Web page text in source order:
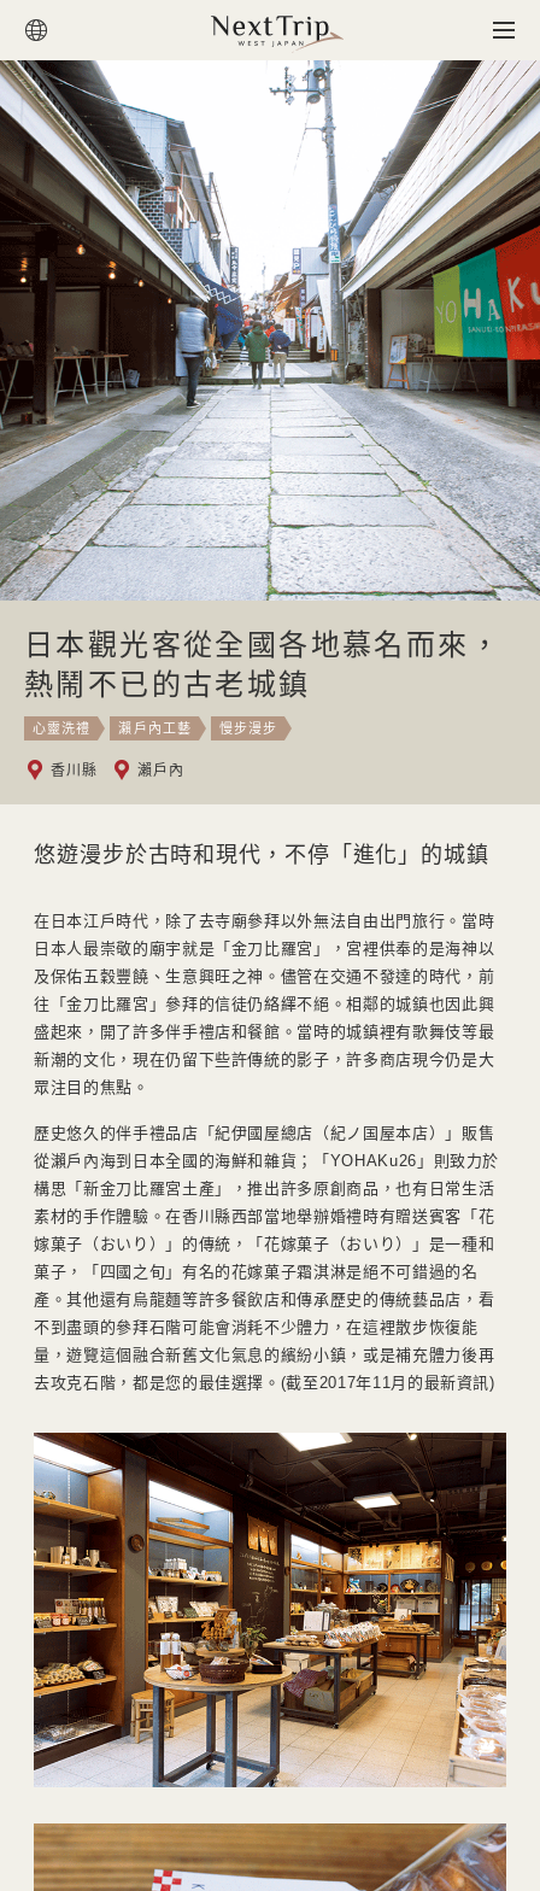
日本觀光客從全國各地慕名而來，
熱鬧不已的古老城鎮
心靈洗禮 瀨戶內工藝 慢步漫步
香川縣 瀨戶內
悠遊漫步於古時和現代，不停「進化」的城鎮
在日本江戶時代，除了去寺廟參拜以外無法自由出門旅行。當時
日本人最崇敬的廟宇就是「金刀比羅宮」，宮裡供奉的是海神以
及保佑五穀豐饒、生意興旺之神。儘管在交通不發達的時代，前
往「金刀比羅宮」參拜的信徒仍絡繹不絕。相鄰的城鎮也因此興
盛起來，開了許多伴手禮店和餐館。當時的城鎮裡有歌舞伎等最
新潮的文化，現在仍留下些許傳統的影子，許多商店現今仍是大
眾注目的焦點。
歷史悠久的伴手禮品店「紀伊國屋總店（紀ノ国屋本店）」販售
從瀨戶內海到日本全國的海鮮和雜貨；「YOHAKu26」則致力於
構思「新金刀比羅宮土產」，推出許多原創商品，也有日常生活
素材的手作體驗。在香川縣西部當地舉辦婚禮時有贈送賓客「花
嫁菓子（おいり）」的傳統，「花嫁菓子（おいり）」是一種和
菓子，「四國之旬」有名的花嫁菓子霜淇淋是絕不可錯過的名
產。其他還有烏龍麵等許多餐飲店和傳承歷史的傳統藝品店，看
不到盡頭的參拜石階可能會消耗不少體力，在這裡散步恢復能
量，遊覽這個融合新舊文化氣息的繽紛小鎮，或是補充體力後再
去攻克石階，都是您的最佳選擇。(截至2017年11月的最新資訊)